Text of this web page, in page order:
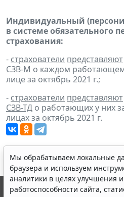
Индивидуальный
в системе обязательного
страхования:
- страхователи представляют
СЗВ-М о каждом
лице за октябрь 2021 г.;
- страхователи представляют
СЗВ-ТД о работающих у них
лицах за октябрь 2021 г.
Мы обрабатываем локальные
браузера и используем
аналитики в целях улучшения
работоспособности сайта,